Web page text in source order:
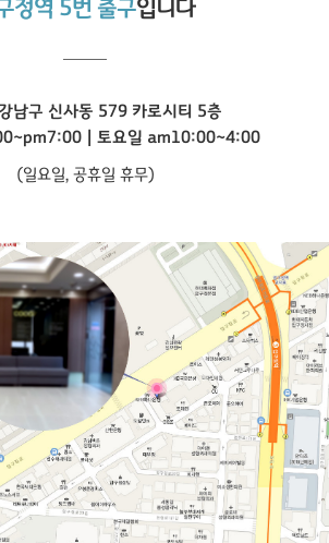
정역 5번 출구입니다
남구 신사동 579 카로시티 5층
| 토요일 am10:00~4:00
(일요일, 공휴일 휴무)